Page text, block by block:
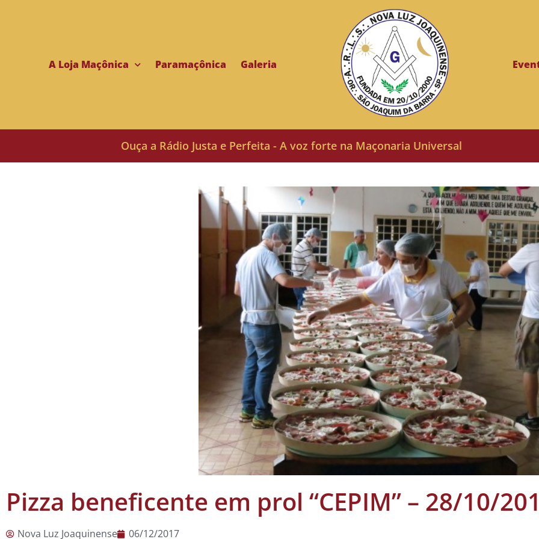
A Loja Maçônica Paramaçônica Galeria
Ouça a Rádio Justa e Perfeita - A voz forte na Maçonaria Universal
Pizza beneficente em prol “CEPIM” – 28/10/
Nova Luz Joaquinense 06/12/2017